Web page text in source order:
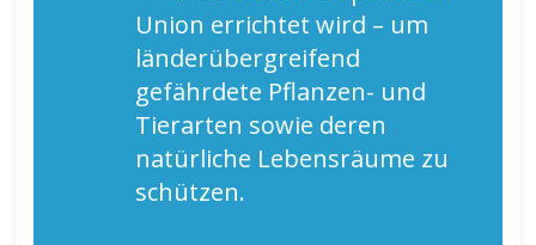
Union errichtet wird – um
länderübergreifend
gefährdete Pflanzen- und
Tierarten sowie deren
natürliche Lebensräume zu
schützen.